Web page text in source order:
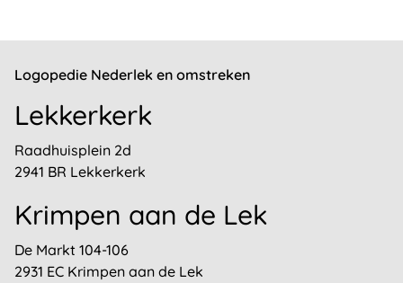
Logopedie Nederlek en omstreken
Lekkerkerk
Raadhuisplein 2d
2941 BR Lekkerkerk
Krimpen aan de Lek
De Markt 104-106
2931 EC Krimpen aan de Lek